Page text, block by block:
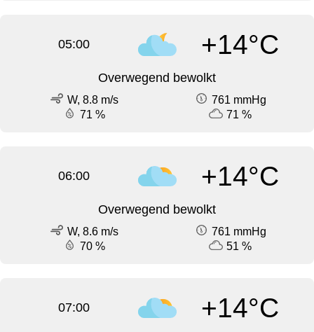
05:00 +14°C
Overwegend bewolkt
W, 8.8 m/s
761 mmHg
71 %
71 %
06:00 +14°C
Overwegend bewolkt
W, 8.6 m/s
761 mmHg
70 %
51 %
07:00 +14°C